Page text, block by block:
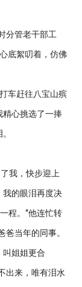
分管老干部工
底絮叨着，仿佛
车赶往八宝山殡
精心挑选了一捧
我，快步迎上
我的眼泪再度决
程。”他连忙转
爸当年的同事。
叫姐姐更合
出来，唯有泪水